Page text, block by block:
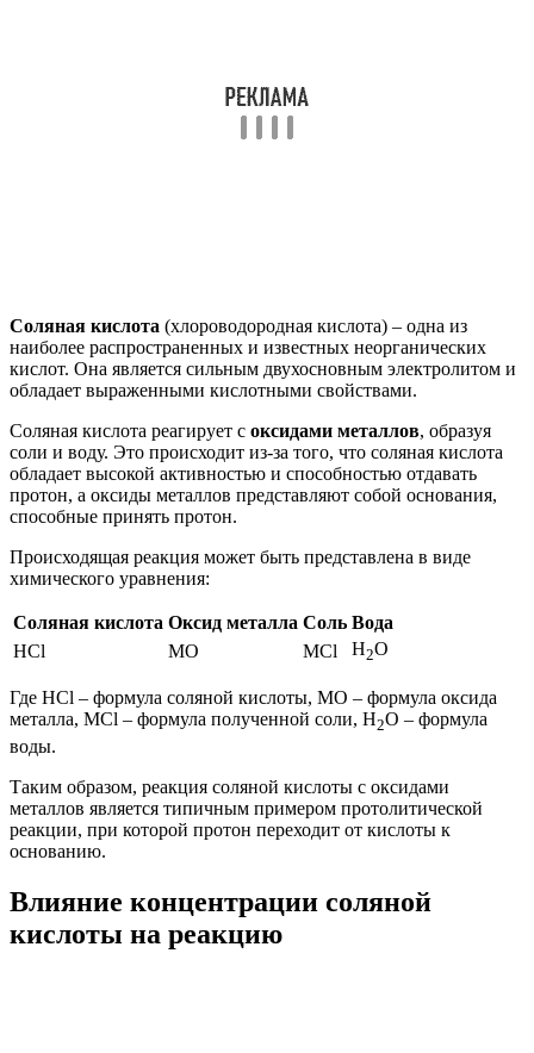
Соляная кислота (хлороводородная кислота) – одна из
наиболее распространенных и известных неорганических
кислот. Она является сильным двухосновным электролитом и
обладает выраженными кислотными свойствами.
Соляная кислота реагирует с оксидами металлов, образуя
соли и воду. Это происходит из-за того, что соляная кислота
обладает высокой активностью и способностью отдавать
протон, а оксиды металлов представляют собой основания,
способные принять протон.
Происходящая реакция может быть представлена в виде
химического уравнения:
Соляная кислота Оксид металла Соль Вода
HCl
MO MCl H2O
Где HCl – формула соляной кислоты, MO – формула оксида
металла, MCl – формула полученной соли, H2O – формула
воды.
Таким образом, реакция соляной кислоты с оксидами
металлов является типичным примером протолитической
реакции, при которой протон переходит от кислоты к
основанию.
Влияние концентрации соляной
кислоты на реакцию